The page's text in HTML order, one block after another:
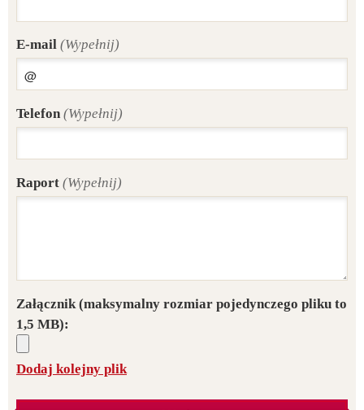
E-mail (Wypełnij)
Telefon (Wypełnij)
Raport (Wypełnij)
Załącznik (maksymalny rozmiar pojedynczego pliku to
1,5 MB):
Dodaj kolejny plik